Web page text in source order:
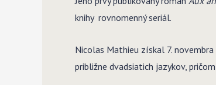
knihy rovnomenný seriál.
Nicolas Mathieu získal 7.
približne dvadsiatich jazykov,